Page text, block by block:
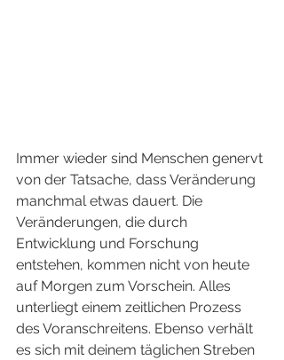
Immer wieder sind Menschen genervt
von der Tatsache, dass Veränderung
manchmal etwas dauert. Die
Veränderungen, die durch
Entwicklung und Forschung
entstehen, kommen nicht von heute
auf Morgen zum Vorschein. Alles
unterliegt einem zeitlichen Prozess
des Voranschreitens. Ebenso verhält
es sich mit deinem täglichen Streben